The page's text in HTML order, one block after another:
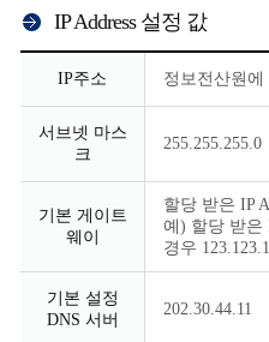
IP Address 설정 값
AddressIP주소 정보전산원에
서브넷 마스
크
255.255.255.0
기본 게이트
웨이
할당 받은 IP
예) 할당 받은
경우
기본 설정
DNS 서버
202.30.44.11